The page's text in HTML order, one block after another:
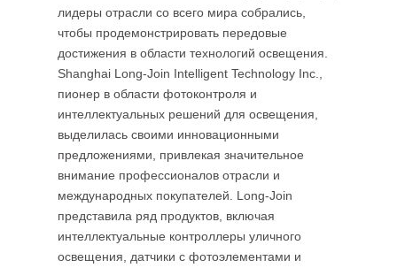
лидеры отрасли со всего мира собрались,
чтобы продемонстрировать передовые
достижения в области технологий освещения.
Shanghai Long-Join Intelligent Technology Inc.,
пионер в области фотоконтроля и
интеллектуальных решений для освещения,
выделилась своими инновационными
предложениями, привлекая значительное
внимание профессионалов отрасли и
международных покупателей. Long-Join
представила ряд продуктов, включая
интеллектуальные контроллеры уличного
освещения, датчики с фотоэлементами и